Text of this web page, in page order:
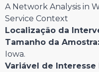
A Network Analysis in
Service Context
Localização da
Tamanho da Amostra:
Iowa.
Variável de Interesse